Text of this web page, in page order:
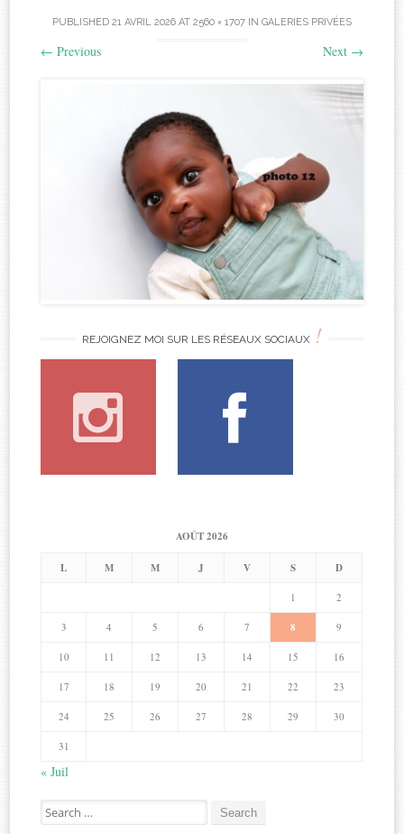
PUBLISHED 21 AVRIL 2026 AT 2560 × 1707 IN GALERIES PRIVÉES
← Previous Next →
REJOIGNEZ MOI SUR LES RÉSEAUX SOCIAUX !
AOÛT 2026
L M M J V S D
1 2
3 4 5 6 7 8 9
10 11 12 13 14 15 16
17 18 19 20 21 22 23
24 25 26 27 28 29 30
31
« Juil
Search
for: